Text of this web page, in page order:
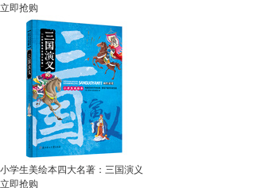
立即抢购
小学生美绘本四大名著：三国演义
立即抢购